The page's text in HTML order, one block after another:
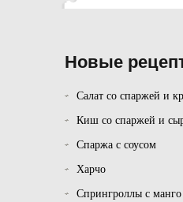
Новые
Салат со спаржей и
Киш со спаржей и
Спаржа с соусом
Харчо
Спрингроллы с